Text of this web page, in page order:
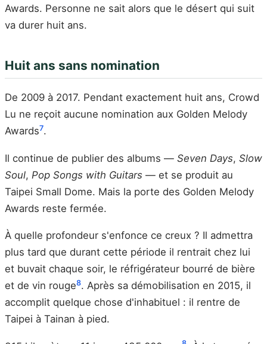
Awards. Personne ne sait alors que le désert qui suit
va durer huit ans.
Huit ans sans nomination
De 2009 à 2017. Pendant exactement huit ans, Crowd
Lu ne reçoit aucune nomination aux Golden Melody
Awards7.
Il continue de publier des albums — Seven Days, Slow
Soul, Pop Songs with Guitars — et se produit au
Taipei Small Dome. Mais la porte des Golden Melody
Awards reste fermée.
À quelle profondeur s'enfonce ce creux ? Il admettra
plus tard que durant cette période il rentrait chez lui
et buvait chaque soir, le réfrigérateur bourré de bière
et de vin rouge8. Après sa démobilisation en 2015, il
accomplit quelque chose d'inhabituel : il rentre de
Taipei à Tainan à pied.